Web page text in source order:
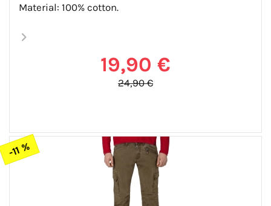
Material: 100% cotton.
19,90 €
24,90 €
-11 %